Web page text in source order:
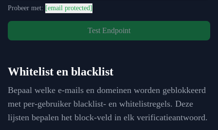
Probeer met: [email protected]
Test Endpoint
Whitelist en blacklist
Bepaal welke e-mails en domeinen worden geblokkeerd
met per-gebruiker blacklist- en whitelistregels. Deze
lijsten bepalen het block-veld in elk verificatieantwoord.